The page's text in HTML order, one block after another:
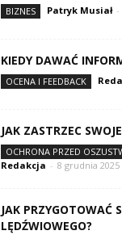
BIZNES Patryk Musiał -
KIEDY DAWAĆ
OCENA I FEEDBACK
JAK ZASTRZEC
OCHRONA PRZED
Redakcja - 8 grudnia 2025
JAK PRZYGOTOWAĆ
LĘDŹWIOWEGO?